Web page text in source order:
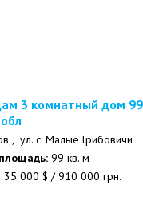
, ул. с. Малые Грибовичи
99 кв. м
35 000 $ /910 000 грн.